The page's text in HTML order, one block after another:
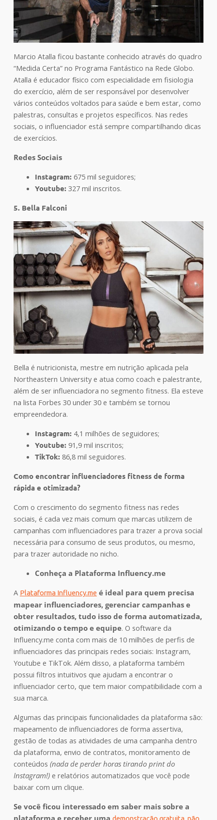
Marcio Atalla ficou bastante conhecido através do quadro
“Medida Certa” no Programa Fantástico na Rede Globo.
Atalla é educador físico com especialidade em fisiologia
do exercício, além de ser responsável por desenvolver
vários conteúdos voltados para saúde e bem estar, como
palestras, consultas e projetos específicos. Nas redes
sociais, o influenciador está sempre compartilhando dicas
de exercícios.
Redes Sociais
Instagram:675 mil seguidores;
Youtube:327 mil inscritos.
5. Bella Falconi
Bella é nutricionista, mestre em nutrição aplicada pela
Northeastern University e atua como coach e palestrante,
além de ser influenciadora no segmento fitness. Ela esteve
na lista Forbes 30 under 30 e também se tornou
empreendedora.
Instagram:4,1 milhões de seguidores;
Youtube:91,9 mil inscritos;
TikTok: 86,8 mil seguidores.
Como encontrar influenciadores fitness de forma
rápida e otimizada?
Com o crescimento do segmento fitness nas redes
sociais, é cada vez mais comum que marcas utilizem de
campanhas com influenciadores para trazer a prova social
necessária para consumo de seus produtos, ou mesmo,
para trazer autoridade no nicho.
Conheça a Plataforma Influency.me
A Plataforma Influency.me é ideal para quem precisa
mapear influenciadores, gerenciar campanhas e
obter resultados, tudo isso de forma automatizada,
otimizando o tempo e equipe. O software da
Influency.me conta com mais de 10 milhões de perfis de
influenciadores das principais redes sociais: Instagram,
Youtube e TikTok. Além disso, a plataforma também
possui filtros intuitivos que ajudam a encontrar o
influenciador certo, que tem maior compatibilidade com a
sua marca.
Algumas das principais funcionalidades da plataforma são:
mapeamento de influenciadores de forma assertiva,
gestão de todas as atividades de uma campanha dentro
da plataforma, envio de contratos, monitoramento de
conteúdos (nada de perder horas tirando print do
Instagram!)e relatórios automatizados que você pode
baixar com um clique.
Se você ficou interessado em saber mais sobre a
plataforma e receber uma demonstração gratuita, não